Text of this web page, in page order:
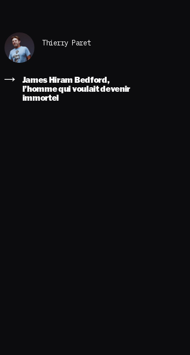
Thierry Paret
James Hiram Bedford,
l’homme qui voulait devenir
immortel